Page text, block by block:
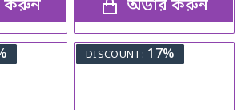
করুন অর্ডার করুন
DISCOUNT: 17%